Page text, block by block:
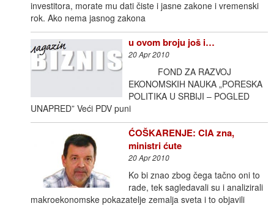
investitora, morate mu dati čiste i jasne zakone i vremenski
rok. Ako nema jasnog zakona
u ovom broju još i…
20 Apr 2010
FOND ZA RAZVOJ
EKONOMSKIH NAUKA „PORESKA
POLITIKA U SRBIJI – POGLED
UNAPRED” Veći PDV puni
ĆOŠKARENJE: CIA zna,
ministri ćute
20 Apr 2010
Ko bi znao zbog čega tačno oni to
rade, tek sagledavali su i analizirali
makroekonomske pokazatelje zemalja sveta i to objavili